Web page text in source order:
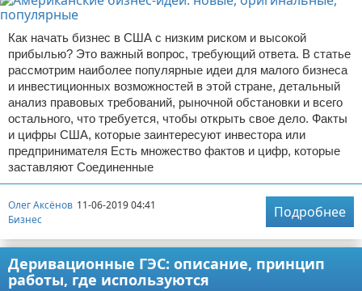
Как начать бизнес в США с низким риском и высокой
прибылью? Это важный вопрос, требующий ответа. В статье
рассмотрим наиболее популярные идеи для малого бизнеса
и инвестиционных возможностей в этой стране, детальный
анализ правовых требований, рыночной обстановки и всего
остального, что требуется, чтобы открыть свое дело. Факты
и цифры США, которые заинтересуют инвестора или
предпринимателя Есть множество фактов и цифр, которые
заставляют Соединенные
Олег Аксёнов 11-06-2019 04:41
Бизнес
Подробнее
Деривационные ГЭС: описание, принцип
работы, где используются